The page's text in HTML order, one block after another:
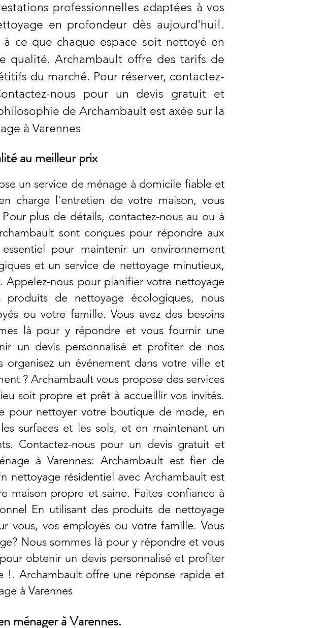
professionnelles adaptées à vos
en profondeur dès aujourd'hui!.
ce que chaque espace soit nettoyé en
qualité. Archambault offre des tarifs de
du marché. Pour réserver, contactez-
nous pour un devis gratuit et
de Archambault est axée sur la
à Varennes
au meilleur prix
un service de ménage à domicile fiable et
charge l'entretien de votre maison, vous
plus de détails, contactez-nous au ou à
sont conçues pour répondre aux
pour maintenir un environnement
et un service de nettoyage minutieux,
nous pour planifier votre nettoyage
de nettoyage écologiques, nous
ou votre famille. Vous avez des besoins
là pour y répondre et vous fournir une
un devis personnalisé et profiter de nos
un événement dans votre ville et
? Archambault vous propose des services
soit propre et prêt à accueillir vos invités.
pour nettoyer votre boutique de mode, en
surfaces et les sols, et en maintenant un
Contactez-nous pour un devis gratuit et
à Varennes: Archambault est fier de
nettoyage résidentiel avec Archambault est
maison propre et saine. Faites confiance à
En utilisant des produits de nettoyage
vous, vos employés ou votre famille. Vous
Nous sommes là pour y répondre et vous
obtenir un devis personnalisé et profiter
!. Archambault offre une réponse rapide et
à Varennes
ménager à Varennes.